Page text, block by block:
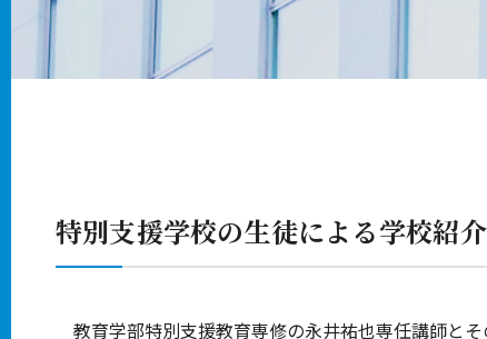
特別支援学校の生徒による学校紹
教育学部特別支援教育専修の永井祐也専任講師と